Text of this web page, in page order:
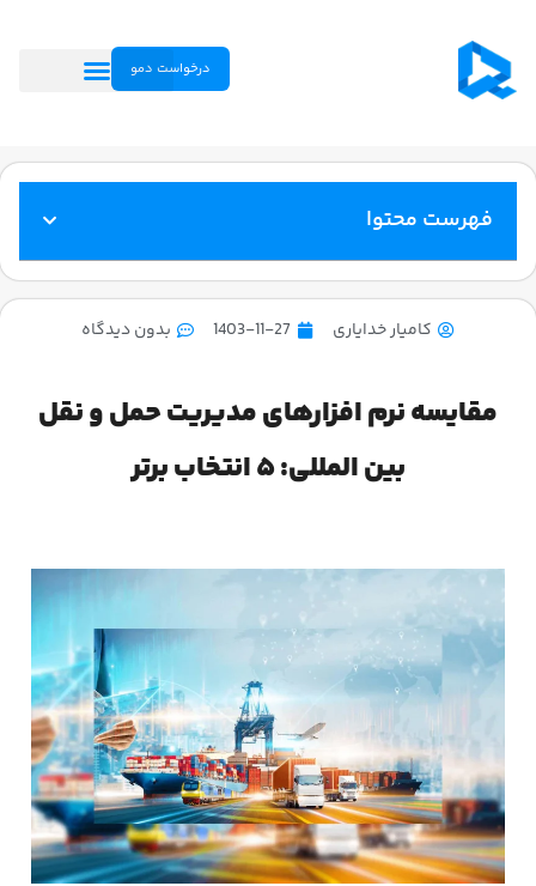
درخواست دمو
فهرست محتوا
کامیار خدایاری 1403-11-27 بدون دیدگاه
مقایسه نرم افزارهای مدیریت حمل و نقل
بین المللی: ۵ انتخاب برتر